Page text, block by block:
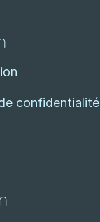
confidentialité